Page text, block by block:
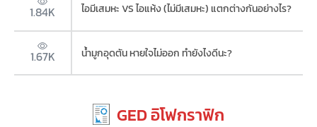
1.84K ไอมีเสมหะ VS ไอแห้ง (ไม่มีเสมหะ) แตกต่างกันอย่างไร?
1.67K น้ำมูกอุดตัน หายใจไม่ออก ทำยังไงดีนะ?
GED อิโฟกราฟิก